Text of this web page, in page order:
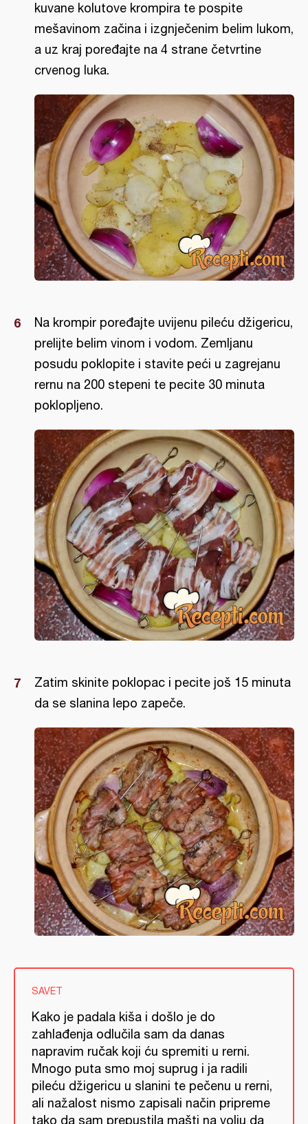
kuvane kolutove krompira te pospite
mešavinom začina i izgnječenim belim lukom,
a uz kraj poređajte na 4 strane četvrtine
crvenog luka.
Na krompir poređajte uvijenu pileću džigericu,
prelijte belim vinom i vodom. Zemljanu
posudu poklopite i stavite peći u zagrejanu
rernu na 200 stepeni te pecite 30 minuta
poklopljeno.
Zatim skinite poklopac i pecite još 15 minuta
da se slanina lepo zapeče.
SAVET
Kako je padala kiša i došlo je do
zahlađenja odlučila sam da danas
napravim ručak koji ću spremiti u rerni.
Mnogo puta smo moj suprug i ja radili
pileću džigericu u slanini te pečenu u rerni,
ali nažalost nismo zapisali način pripreme
tako da sam prepustila mašti na volju da